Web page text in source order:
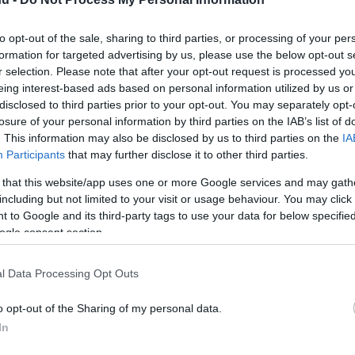
opt-out of the sale, sharing to third parties, or processing of your
for targeted advertising by us, please use the below opt-out
selection. Please note that after your opt-out request is processed
interest-based ads based on personal information utilized by us
to third parties prior to your opt-out. You may separately
of your personal information by third parties on the IAB’s list of
This information may also be disclosed by us to third parties on the
Participants that may further disclose it to other third parties.
that this website/app uses one or more Google services and may
but not limited to your visit or usage behaviour. You may
to Google and its third-party tags to use your data for below
consent section.
Data Processing Opt Outs
opt-out of the Sharing of my personal data.
várhatóak.
menet.
kövess minket aCsakfociGoogle News oldalán is!
számolt be a szombati Portugália-
arról, hogy a napokban történt londoni
és biztonsági intézkedések várják majd
több tízezer hazai és magyar drukkert.
- Fogadj és nyerj itt!